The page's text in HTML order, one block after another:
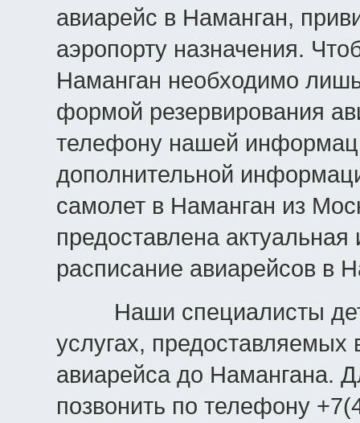
авиарейс в Наманган,
аэропорту назначения.
Наманган необходимо
формой резервирования
телефону нашей
дополнительной
самолет в Наманган из
предоставлена
расписание авиарейсов в
Наши специалисты
услугах, предоставляемых
авиарейса до Намангана.
позвонить по телефону